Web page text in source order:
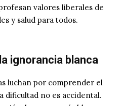
valores liberales de
y salud para todos.
ignorancia blanca
luchan por comprender el
dificultad no es accidental.